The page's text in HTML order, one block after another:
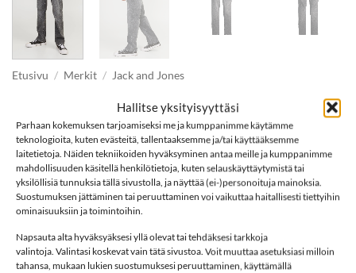
Hallitse yksityisyyttäsi
Parhaan kokemuksen tarjoamiseksi me ja kumppanimme käytämme
teknologioita, kuten evästeitä, tallentaaksemme ja/tai käyttääksemme
laitetietoja. Näiden tekniikoiden hyväksyminen antaa meille ja kumppanimme
mahdollisuuden käsitellä henkilötietoja, kuten selauskäyttäytymistä tai
yksilöllisiä tunnuksia tällä sivustolla, ja näyttää (ei-)personoituja mainoksia.
Suostumuksen jättäminen tai peruuttaminen voi vaikuttaa haitallisesti tiettyihin
ominaisuuksiin ja toimintoihin.
Napsauta alta hyväksyäksesi yllä olevat tai tehdäksesi tarkkoja
valintoja. Valintasi koskevat vain tätä sivustoa. Voit muuttaa asetuksiasi milloin
tahansa, mukaan lukien suostumuksesi peruuttaminen, käyttämällä
Etusivu / Merkit / Jack and Jones
JACK & JONES JJICLARK 349 farkut, Grey
Denim
34,99€
Koko
JACK & JONES JJICLARK 349 farkut, Grey Denim määrä